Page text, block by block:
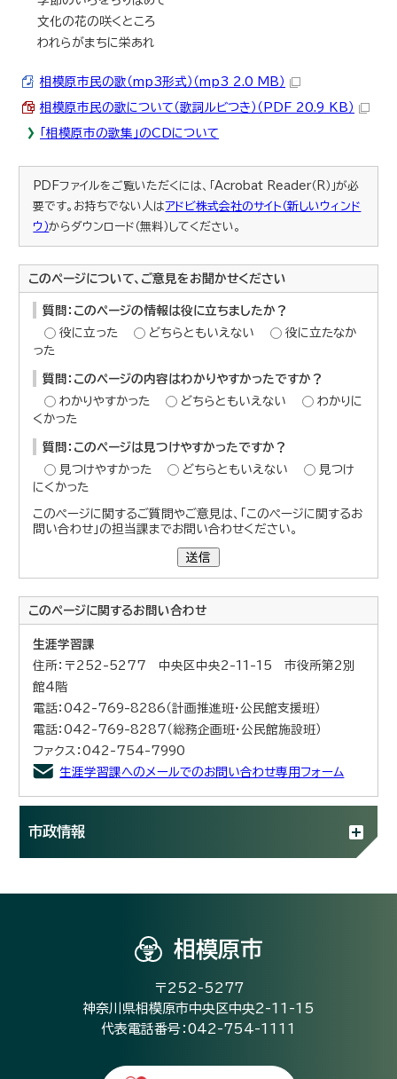
文化の花の咲くところ
われらがまちに栄あれ
相模原市民の歌（mp3形式）（mp3 2.0 MB）
相模原市民の歌について（歌詞ルビつき）（PDF 20.9 KB）
「相模原市の歌集」のCDについて
PDFファイルをご覧いただくには、「Acrobat Reader（R）」が必
要です。お持ちでない人はアドビ株式会社のサイト（新しいウィンド
ウ）からダウンロード（無料）してください。
このページについて、ご意見をお聞かせください
質問：このページの情報は役に立ちましたか？
役に立った
どちらともいえない
役に立たなか
った
質問：このページの内容はわかりやすかったですか？
わかりやすかった
どちらともいえない
わかりに
くかった
質問：このページは見つけやすかったですか？
見つけやすかった
どちらともいえない
見つけ
にくかった
このページに関するご質問やご意見は、「このページに関するお
問い合わせ」の担当課までお問い合わせください。
送信
このページに関するお問い合わせ
生涯学習課
住所：〒252-5277 中央区中央2-11-15 市役所第2別
館4階
電話：042-769-8286（計画推進班・公民館支援班）
電話：042-769-8287（総務企画班・公民館施設班）
ファクス：042-754-7990
生涯学習課へのメールでのお問い合わせ専用フォーム
市政情報
相模原市
〒252-5277
神奈川県相模原市中央区中央2-11-15
代表電話番号：042-754-1111